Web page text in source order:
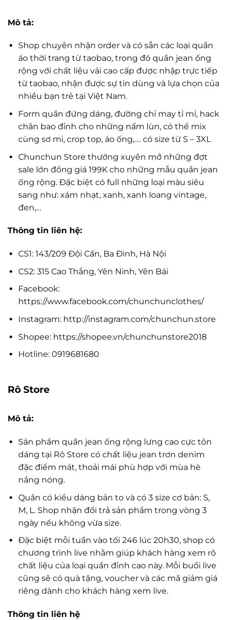
Mô tả:
Shop chuyên nhận order và có sẵn các loại quần
áo thời trang từ taobao, trong đó quần jean ống
rộng với chất liệu vải cao cấp được nhập trực tiếp
từ taobao, nhận được sự tin dùng và lựa chọn của
nhiều bạn trẻ tại Việt Nam.
Form quần đứng dáng, đường chỉ may tỉ mỉ, hack
chân bao đỉnh cho những nấm lùn, có thể mix
cùng sơ mi, crop top, áo ống,…. có size từ S – 3XL
Chunchun Store thường xuyên mở những đợt
sale lớn đồng giá 199K cho những mẫu quần jean
ống rộng. Đặc biệt có full những loại màu siêu
sang như: xám nhạt, xanh, xanh loang vintage,
đen,…
Thông tin liên hệ:
CS1: 143/209 Đội Cấn, Ba Đình, Hà Nội
CS2: 315 Cao Thắng, Yên Ninh, Yên Bái
Facebook:
https://www.facebook.com/chunchunclothes/
Instagram: http://instagram.com/chunchun.store
Shopee: https://shopee.vn/chunchunstore2018
Hotline: 0919681680
Rô Store
Mô tả:
Sản phẩm quần jean ống rộng lưng cao cực tôn
dáng tại Rô Store có chất liệu jean trơn denim
đặc điểm mát, thoải mái phù hợp với mùa hè
nắng nóng.
Quần có kiểu dáng bản to và có 3 size cơ bản: S,
M, L. Shop nhận đổi trả sản phẩm trong vòng 3
ngày nếu không vừa size.
Đặc biệt mỗi tuần vào tối 246 lúc 20h30, shop có
chương trình live nhằm giúp khách hàng xem rõ
chất liệu của loại quần đỉnh cao này. Mỗi buổi live
cũng sẽ có quà tặng, voucher và các mã giảm giá
riêng dành cho khách hàng xem live.
Thông tin liên hệ